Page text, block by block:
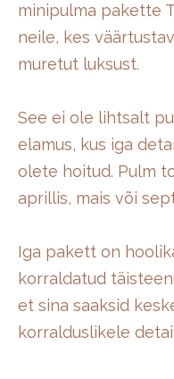
minipulma pakette
neile, kes
muretut luksust.
See ei ole lihtsalt
elamus, kus iga
olete hoitud. Pulm
aprillis, mais või
Iga pakett on
korraldatud
et sina saaksid
korralduslikele